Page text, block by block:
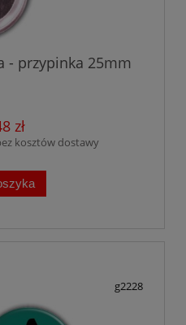
- przypinka 25mm
zł
kosztów dostawy
g2228